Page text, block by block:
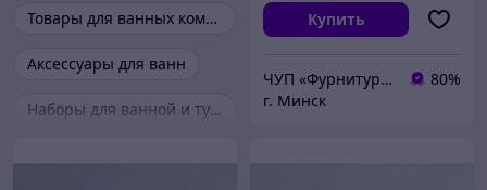
Товары для ванных комнат
Аксессуары для ванн
Наборы для ванной и туалета
Купить
ЧУП «Фурнитурка-бай»
80%
г. Минск